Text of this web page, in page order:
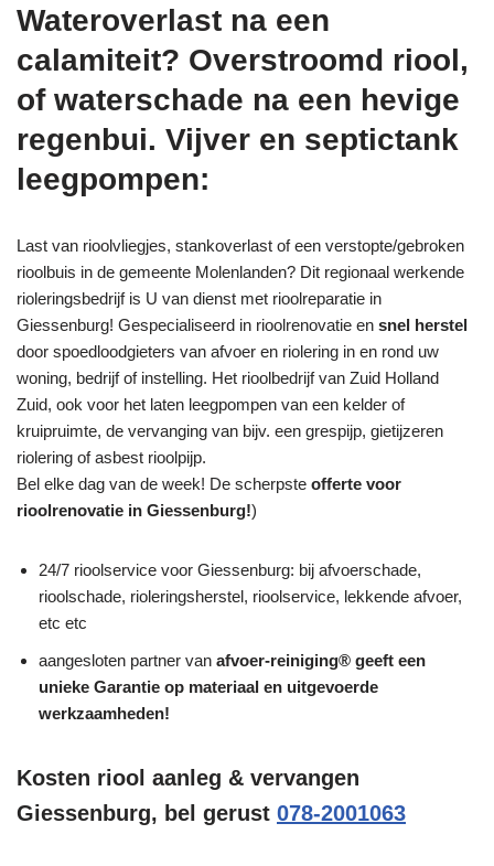
Wateroverlast na een
calamiteit? Overstroomd riool,
of waterschade na een hevige
regenbui. Vijver en septictank
leegpompen:
Last van rioolvliegjes, stankoverlast of een verstopte/gebroken
rioolbuis in de gemeente Molenlanden? Dit regionaal werkende
rioleringsbedrijf is U van dienst met rioolreparatie in
Giessenburg! Gespecialiseerd in rioolrenovatie en snel herstel
door spoedloodgieters van afvoer en riolering in en rond uw
woning, bedrijf of instelling. Het rioolbedrijf van Zuid Holland
Zuid, ook voor het laten leegpompen van een kelder of
kruipruimte, de vervanging van bijv. een grespijp, gietijzeren
riolering of asbest rioolpijp.
Bel elke dag van de week! De scherpste offerte voor
rioolrenovatie in Giessenburg!)
24/7 rioolservice voor Giessenburg: bij afvoerschade,
rioolschade, rioleringsherstel, rioolservice, lekkende afvoer,
etc etc
aangesloten partner van afvoer-reiniging® geeft een
unieke Garantie op materiaal en uitgevoerde
werkzaamheden!
Kosten riool aanleg & vervangen
Giessenburg, bel gerust 078-2001063